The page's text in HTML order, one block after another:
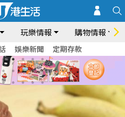
玩樂情報 購物情報
娛樂新聞 定期存款